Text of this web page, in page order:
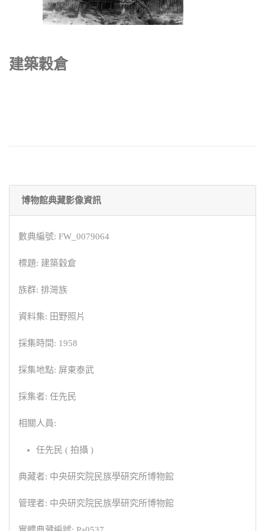
建築穀倉
博物館典藏影像資訊
數典編號: FW_0079064
標題: 建築穀倉
族群: 排灣族
資料集: 田野照片
採集時間: 1958
採集地點: 屏東泰武
採集者: 任先民
相關人員:
任先民 ( 拍攝 )
典藏者: 中央研究院民族學研究所博物館
管理者: 中央研究院民族學研究所博物館